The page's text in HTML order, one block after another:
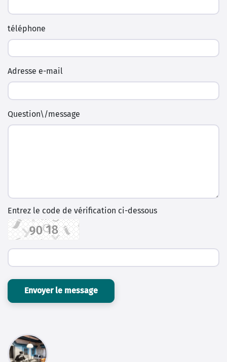
téléphone
Adresse e-mail
Question\/message
Entrez le code de vérification ci-dessous
Envoyer le message